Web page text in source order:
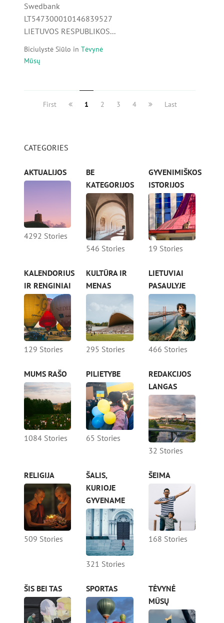
Swedbank
LT547300010146839527
LIETUVOS RESPUBLIKOS...
Biciulystė Siūlo in Tėvynė
Mūsų
First 1 2 3 4 Last
CATEGORIES
AKTUALIJOS
4292 Stories
BE
KATEGORIJOS
546 Stories
GYVENIMIŠKOS
ISTORIJOS
19 Stories
KALENDORIUS
IR RENGINIAI
129 Stories
KULTŪRA IR
MENAS
295 Stories
LIETUVIAI
PASAULYJE
466 Stories
MUMS RAŠO
1084 Stories
PILIETYBE
65 Stories
REDAKCIJOS
LANGAS
32 Stories
RELIGIJA
509 Stories
ŠALIS,
KURIOJE
GYVENAME
321 Stories
ŠEIMA
168 Stories
ŠIS BEI TAS SPORTAS
TĖVYNĖ
MŪSŲ